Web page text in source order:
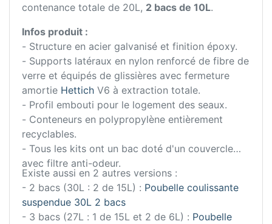
contenance totale de 20L, 2 bacs de 10L.
Infos produit :
- Structure en acier galvanisé et finition époxy.
- Supports latéraux en nylon renforcé de fibre de
verre et équipés de glissières avec fermeture
amortie Hettich V6 à extraction totale.
- Profil embouti pour le logement des seaux.
- Conteneurs en polypropylène entièrement
recyclables.
- Tous les kits ont un bac doté d'un couvercle
avec filtre anti-odeur.
Existe aussi en 2 autres versions :
- 2 bacs (30L : 2 de 15L) : Poubelle coulissante
suspendue 30L 2 bacs
- 3 bacs (27L : 1 de 15L et 2 de 6L) : Poubelle